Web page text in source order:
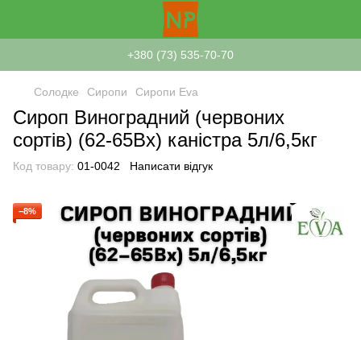
+380 (73) 535-70-70
Солодке Сиропи Сиропи Eva
Сироп Виноградний (червоних
сортів) (62-65Вх) каністра 5л/6,5кг
Код товару: 01-0042 Написати відгук
−8%